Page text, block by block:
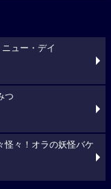
ュー・デイ
つ
々！オラの妖怪バケ